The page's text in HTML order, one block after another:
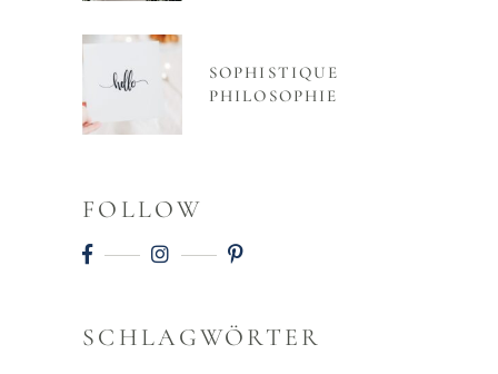
SOPHISTIQUE
PHILOSOPHIE
FOLLOW
SCHLAGWÖRTER